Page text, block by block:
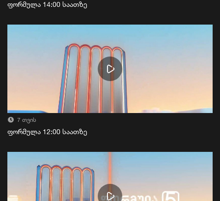
ფორმულა 14:00 საათზე
7 თვის
ფორმულა 12:00 საათზე